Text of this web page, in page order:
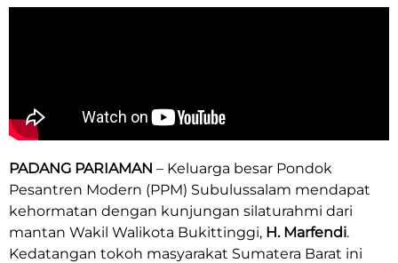
PADANG PARIAMAN – Keluarga besar Pondok
Pesantren Modern (PPM) Subulussalam mendapat
kehormatan dengan kunjungan silaturahmi dari
mantan Wakil Walikota Bukittinggi, H. Marfendi.
Kedatangan tokoh masyarakat Sumatera Barat ini